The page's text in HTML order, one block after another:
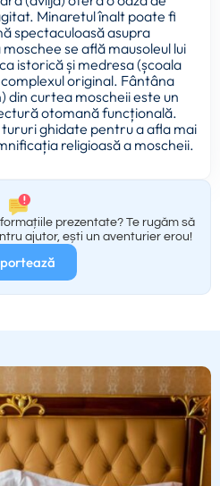
Minaretul înalt poate fi
spectaculoasă asupra
se află mausoleul lui
istorică și medresa (școala
original. Fântâna
din curtea moscheii este un
otomană funcțională.
ghidate pentru a afla mai
religioasă a moscheii.
prezentate? Te rugăm să
ajutor, ești un aventurier erou!